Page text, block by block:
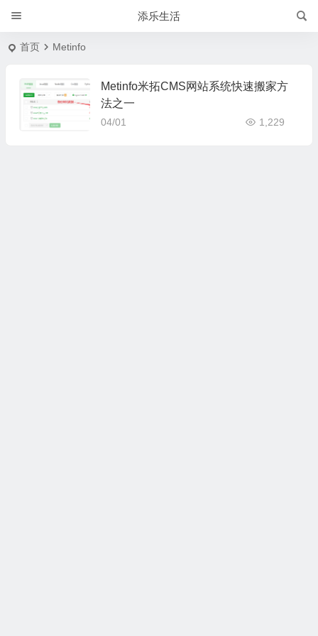
添乐生活
首页 Metinfo
Metinfo米拓CMS网站系统快速搬家方
法之一
04/01 1,229